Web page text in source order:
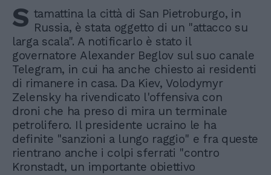
S tamattina la città di San Pietroburgo, in
Russia, è stata oggetto di un "attacco su
larga scala". A notificarlo è stato il
governatore Alexander Beglov sul suo canale
Telegram, in cui ha anche chiesto ai residenti
di rimanere in casa. Da Kiev, Volodymyr
Zelensky ha rivendicato l'offensiva con
droni che ha preso di mira un terminale
petrolifero. Il presidente ucraino le ha
definite "sanzioni a lungo raggio" e fra queste
rientrano anche i colpi sferrati "contro
Kronstadt, un importante obiettivo